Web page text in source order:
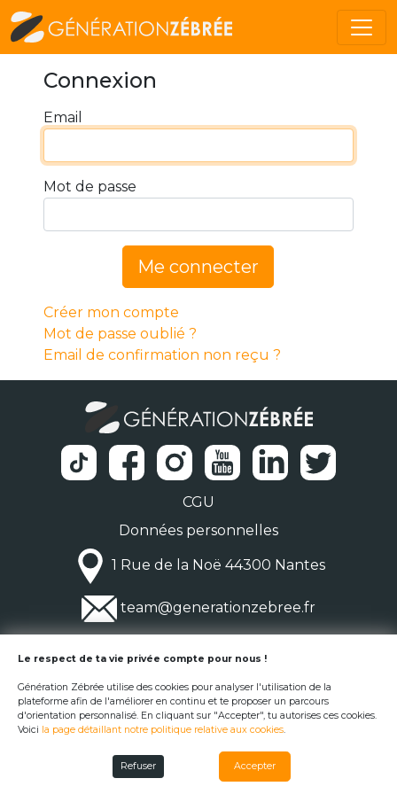
Connexion
Email
Mot de passe
Me connecter
Créer mon compte
Mot de passe oublié ?
Email de confirmation non reçu ?
CGU
Données personnelles
1 Rue de la Noë 44300 Nantes
team@generationzebree.fr
© Génération Zébrée 2026
Le respect de ta vie privée compte pour nous !
Génération Zébrée utilise des cookies pour analyser l'utilisation de la
plateforme afin de l'améliorer en continu et te proposer un parcours
d'orientation personnalisé. En cliquant sur "Accepter", tu autorises ces cookies.
Voici la page détaillant notre politique relative aux cookies.
Refuser Accepter